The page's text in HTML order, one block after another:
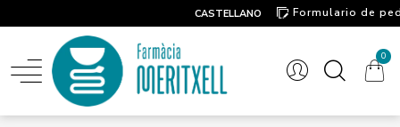
CASTELLANO
Formulario de
0